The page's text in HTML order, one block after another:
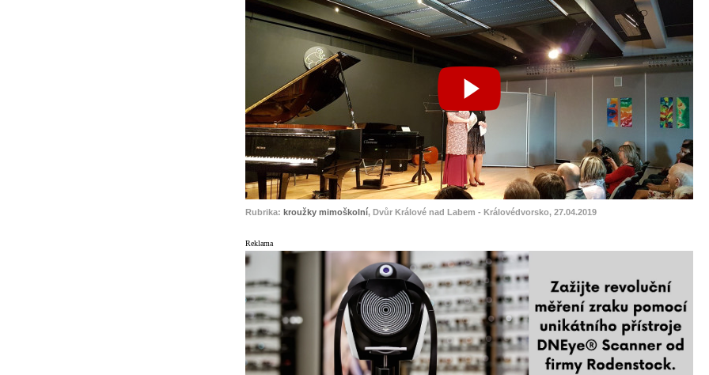
Rubrika: kroužky mimoškolní, Dvůr Králové nad Labem - Královédvorsko, 27.04.2019
Reklama